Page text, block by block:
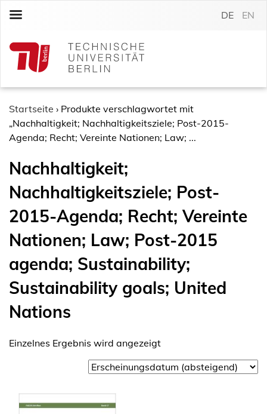
c
DE EN
Startseite › Produkte verschlagwortet mit
„Nachhaltigkeit; Nachhaltigkeitsziele; Post-2015-
Agenda; Recht; Vereinte Nationen; Law; ...
Nachhaltigkeit;
Nachhaltigkeitsziele; Post-
2015-Agenda; Recht; Vereinte
Nationen; Law; Post-2015
agenda; Sustainability;
Sustainability goals; United
Nations
Einzelnes Ergebnis wird angezeigt